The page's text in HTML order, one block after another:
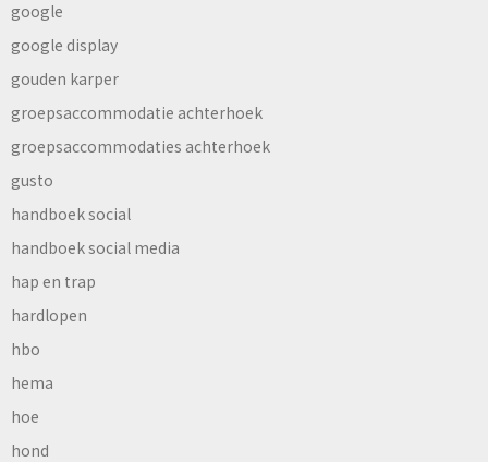
google
google display
gouden karper
groepsaccommodatie achterhoek
groepsaccommodaties achterhoek
gusto
handboek social
handboek social media
hap en trap
hardlopen
hbo
hema
hoe
hond